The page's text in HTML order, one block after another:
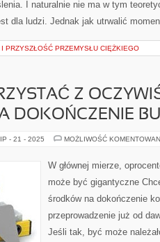
I naturalnie nie ma w tym
dla ludzi. Jednak jak utrwalić
I PRZYSZŁOŚĆ PRZEMYSŁU CIĘŻKIEGO
Z
DOKOŃCZENIE
- 21 - 2025 MOŻLIWOŚĆ
W głównej mierze,
może być gigantyczne
środków na dokończenie
przeprowadzenie już od
Jeśli tak, być może